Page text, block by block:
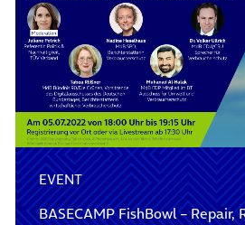
EVENT
BASECAMP FishBowl – Repair,